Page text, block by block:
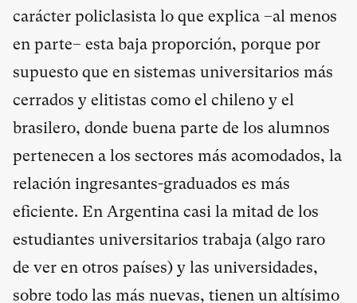
carácter policlasista lo que explica –al menos
en parte– esta baja proporción, porque por
supuesto que en sistemas universitarios más
cerrados y elitistas como el chileno y el
brasilero, donde buena parte de los alumnos
pertenecen a los sectores más acomodados, la
relación ingresantes-graduados es más
eficiente. En Argentina casi la mitad de los
estudiantes universitarios trabaja (algo raro
de ver en otros países) y las universidades,
sobre todo las más nuevas, tienen un altísimo